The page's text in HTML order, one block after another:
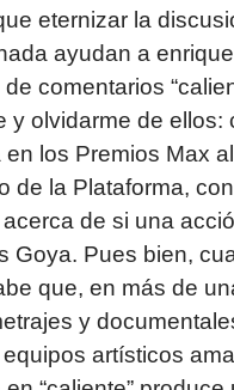
eternizar la
ayudan a
comentarios
y olvidarme de ellos:
los Premios Max
de la Plataforma,
de si una
Goya. Pues bien,
que, en más de
y
artísticos